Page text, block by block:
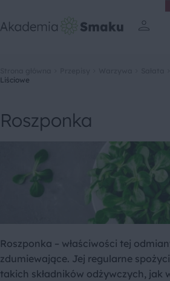
Liściowe
Roszponka
Roszponka – właściwości tej
zdumiewające. Jej regularne
takich składników odżywczych, jak